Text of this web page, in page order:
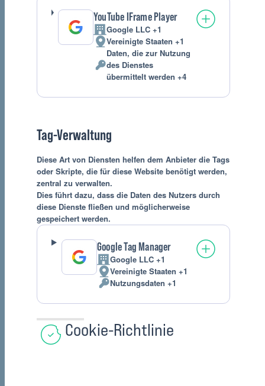
YouTube IFrame Player
Firma:Google LLC +1
Verarbeitungsort:
Vereinigte Staaten +1
Verarbeitete
personenbezogene
Daten, die zur Nutzung
des Dienstes
übermittelt werden +4
Tag-Verwaltung
Diese Art von Diensten helfen dem Anbieter die Tags
oder Skripte, die für diese Website benötigt werden,
zentral zu verwalten.
Dies führt dazu, dass die Daten des Nutzers durch
diese Dienste fließen und möglicherweise
gespeichert werden.
Google Tag Manager
Firma:Google LLC +1
Verarbeitungsort:
Vereinigte Staaten +1
Verarbeitete
Nutzungsdaten +1
Cookie-Richtlinie